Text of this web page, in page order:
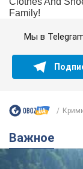
Мы в
Важное